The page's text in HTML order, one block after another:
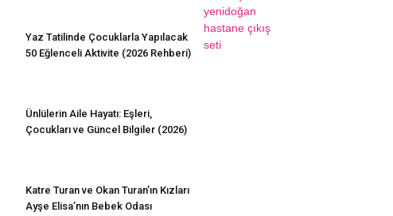
Yaz Tatilinde Çocuklarla Yapılacak
50 Eğlenceli Aktivite (2026 Rehberi)
Ünlülerin Aile Hayatı: Eşleri,
Çocukları ve Güncel Bilgiler (2026)
Katre Turan ve Okan Turan’ın Kızları
Ayşe Elisa’nın Bebek Odası